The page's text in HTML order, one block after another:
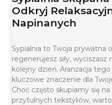
Odkryj
Napinanych
Sypialnia to Twoja prywatna
regenerujesz siły,
kolejny dzień. Aranżacja
kluczowe znaczenie dla
Choć często skupiamy się
przytulnych tekstyliów,